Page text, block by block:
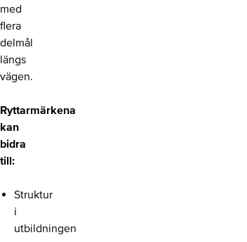
med
flera
delmål
längs
vägen.
Ryttarmärkena
kan
bidra
till:
Struktur
i
utbildningen